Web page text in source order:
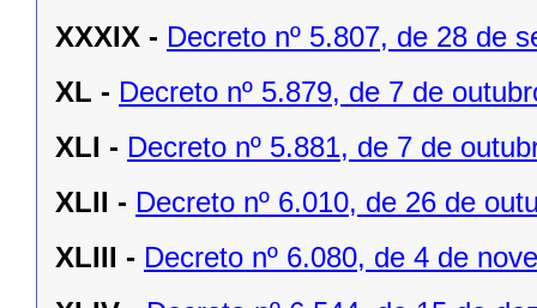
XXXIX - Decreto nº 5.807, de 28 de
XL - Decreto nº 5.879, de 7 de
XLI - Decreto nº 5.881, de 7 de
XLII - Decreto nº 6.010, de 26 de
XLIII - Decreto nº 6.080, de 4 de